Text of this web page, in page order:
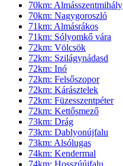
70km: Almásszentmihály
70km: Nagygoroszló
71km: Almásrákos
71km: Sólyomkő vára
72km: Völcsök
72km: Szilágynádasd
72km: Inó
72km: Felsőszopor
72km: Kárásztelek
72km: Füzesszentpéter
72km: Kettősmező
73km: Drág
73km: Dablyonújfalu
73km: Alsólugas
74km: Kendermal
74km: Hosszúújfalu